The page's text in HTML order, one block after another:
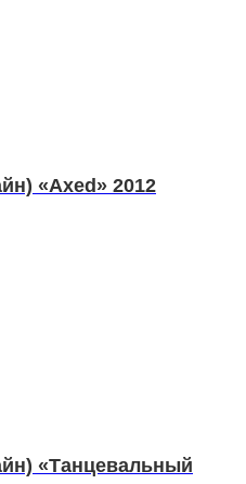
«Axed» 2012
«Танцевальный